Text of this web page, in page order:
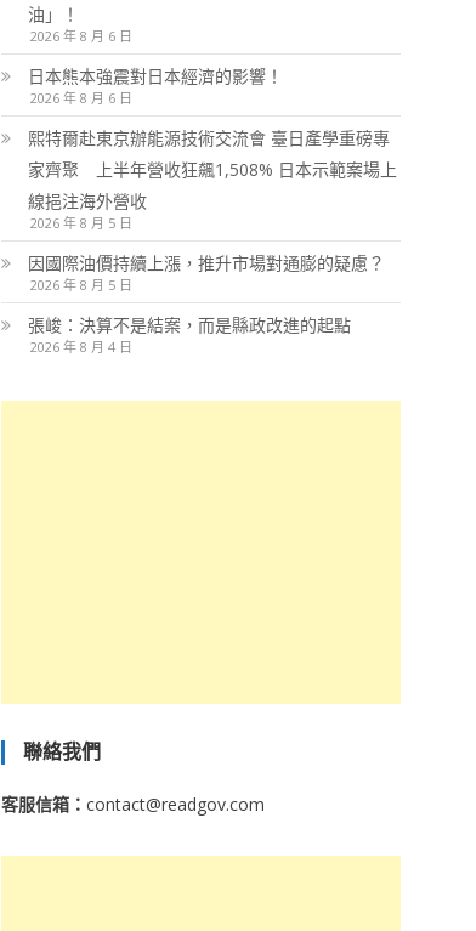
油」！
2026 年 8 月 6 日
日本熊本強震對日本經濟的影響！
2026 年 8 月 6 日
熙特爾赴東京辦能源技術交流會 臺日產學重磅專
家齊聚 上半年營收狂飆1,508% 日本示範案場上
線挹注海外營收
2026 年 8 月 5 日
因國際油價持續上漲，推升市場對通膨的疑慮？
2026 年 8 月 5 日
張峻：決算不是結案，而是縣政改進的起點
2026 年 8 月 4 日
聯絡我們
客服信箱： contact@readgov.com